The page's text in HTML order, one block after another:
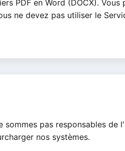
PDF en Word (DOCX).
ne devez pas utiliser le
pas responsables
nos systèmes.